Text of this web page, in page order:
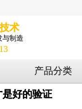
术
与制造
产品分类
好的验证